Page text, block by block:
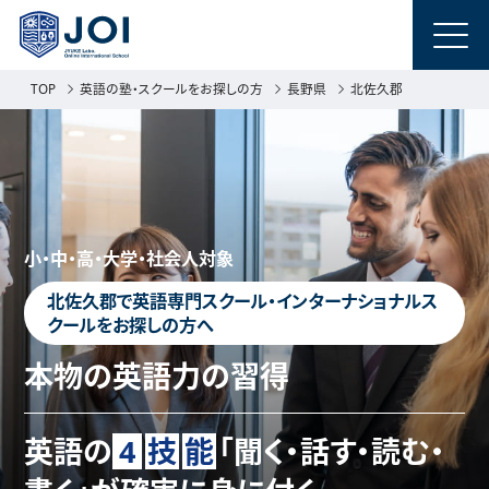
TOP 英語の塾・スクールをお探しの方 長野県 北佐久郡
小・中・高・大学・社会人対象
北佐久郡で英語専門スクール・インターナショナルス
クールをお探しの方へ
本物の英語力の習得
英語の 4 技能 「聞く・話す・読む・